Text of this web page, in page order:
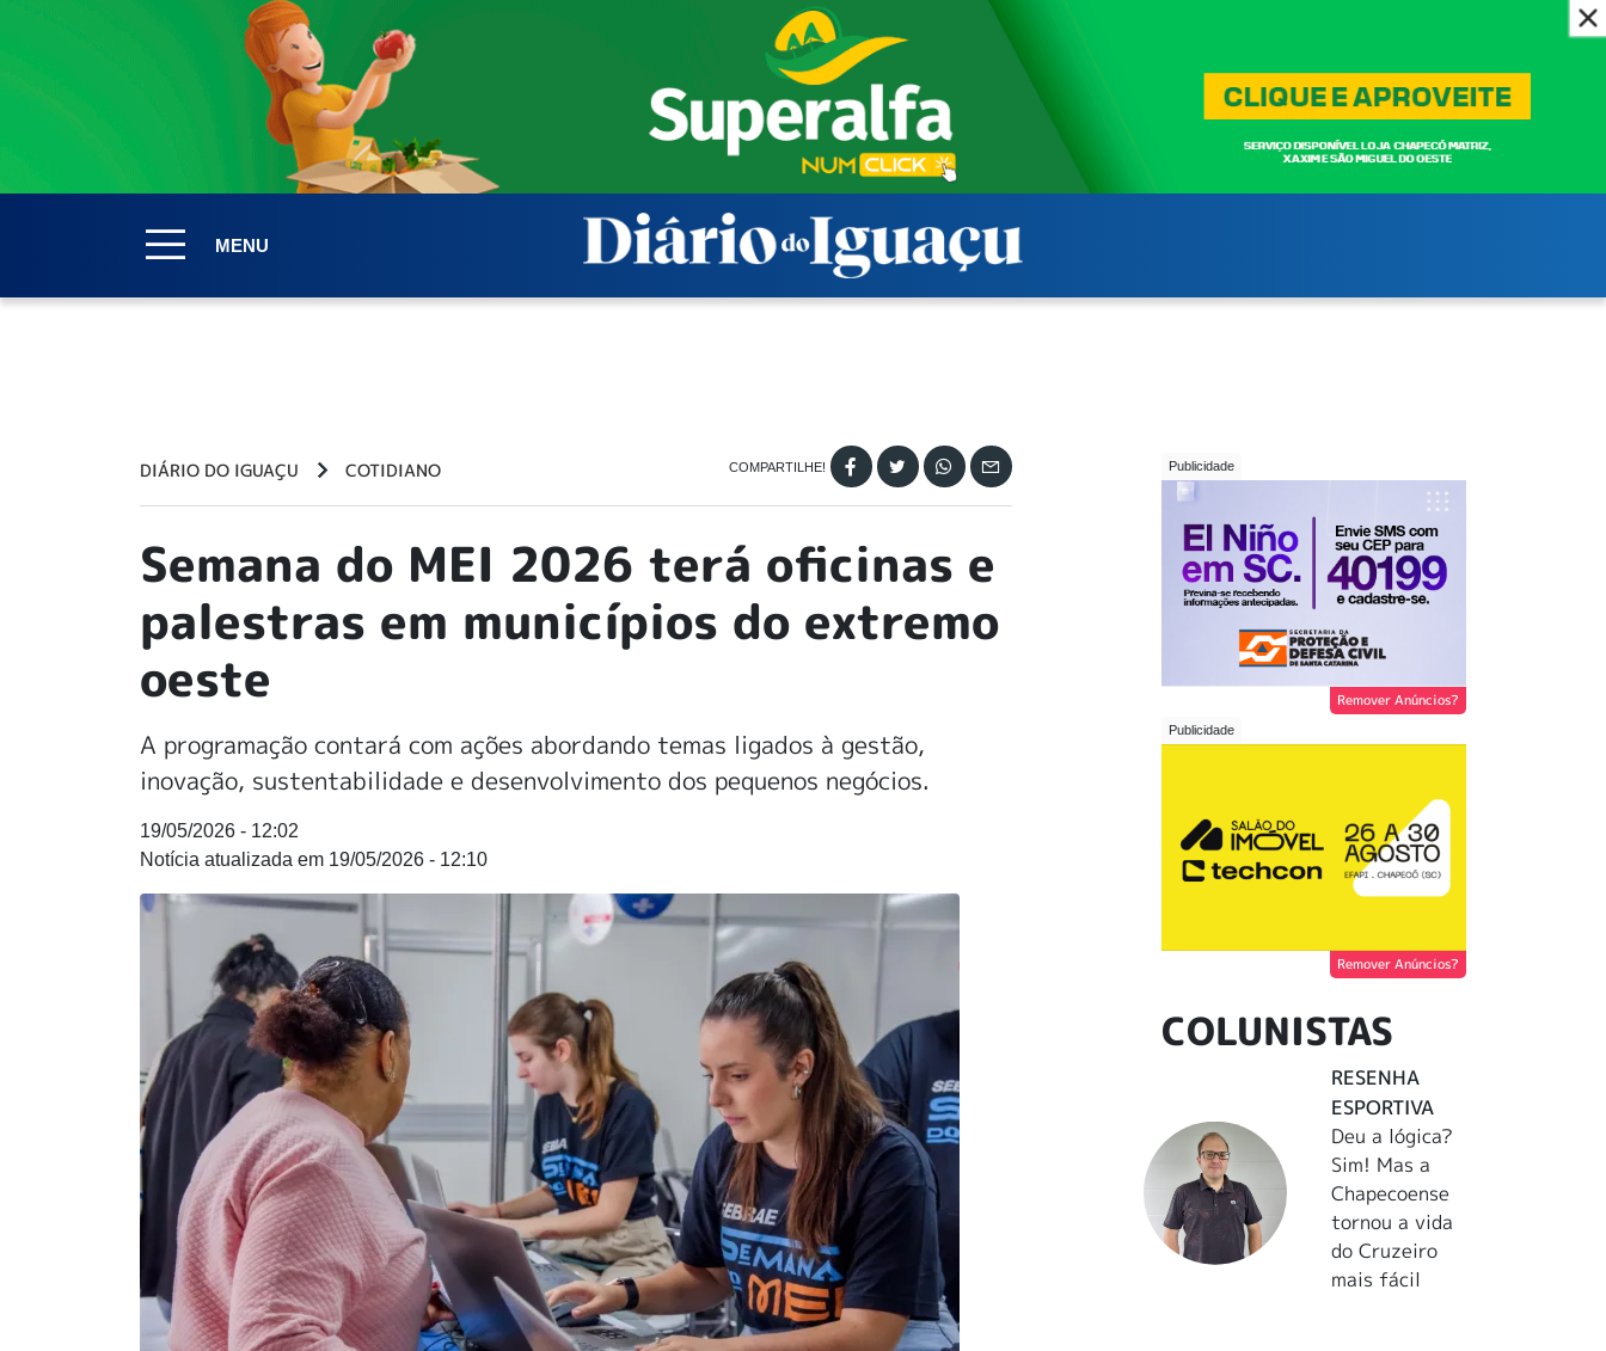
MENU
DIÁRIO DO IGUAÇU COTIDIANO
Semana do MEI 2026 terá oficinas e
palestras em municípios do extremo
oeste
A programação contará com ações abordando temas ligados à gestão,
inovação, sustentabilidade e desenvolvimento dos pequenos negócios.
19/05/2026 - 12:02
19/05/2026 - 12:10
Remover Anúncios?
Remover Anúncios?
COLUNISTAS
RESENHA
ESPORTIVA
Deu a lógica?
Sim! Mas a
Chapecoense
tornou a vida
do Cruzeiro
mais fácil